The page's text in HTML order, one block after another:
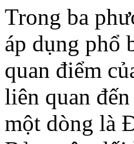
Trong ba
áp dụng phổ
quan điểm
liên quan
một dòng là